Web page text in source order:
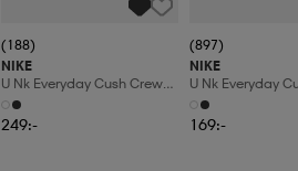
(188)
NIKE
U Nk Everyday Cush Crew
6pr-Bd
249:-
(897)
NIKE
U Nk Everyday
3pr
169:-